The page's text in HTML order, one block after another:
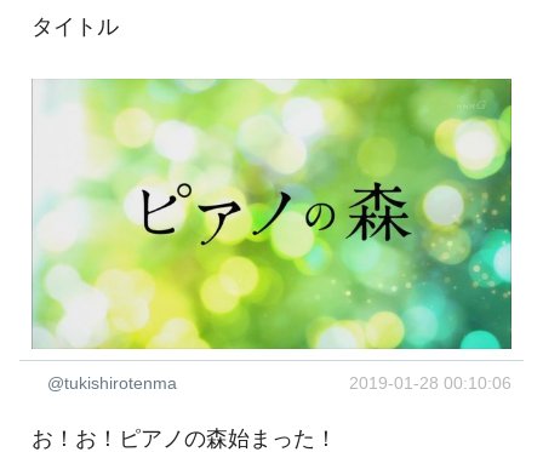
タイトル
@tukishirotenma 2019-01-28 00:10:06
お！お！ピアノの森始まった！